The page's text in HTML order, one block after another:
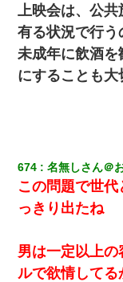
上映会は、公
有る状況で行う
未成年に飲酒を
にすることも大
674 名無しさん＠
この問題で世
っきり出たね
男は一定以上
ルで欲情してる